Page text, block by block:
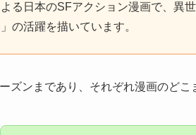
る日本のSFアクション漫画で、異
」の活躍を描いています。
ズンまであり、それぞれ漫画のど